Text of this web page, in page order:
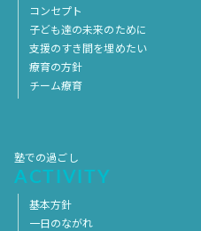
コンセプト
子ども達の未来のために
支援のすき間を埋めたい
療育の方針
チーム療育
塾での過ごし
ACTIVITY
基本方針
一日のながれ